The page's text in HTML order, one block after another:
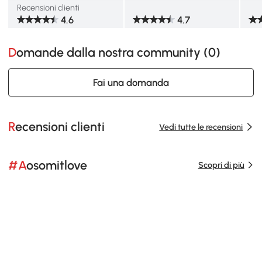
Recensioni clienti
4.6 4.7
Domande dalla nostra community (0)
Fai una domanda
Recensioni clienti Vedi tutte le recensioni
#Aosomitlove Scopri di più